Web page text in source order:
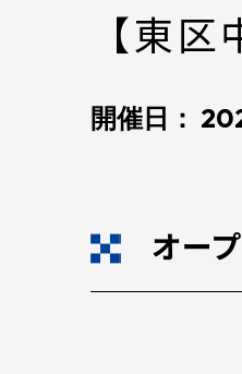
【東
開催日：
オー